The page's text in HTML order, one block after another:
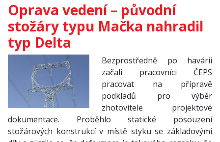
Oprava vedení – původní
stožáry typu Mačka nahradil
typ Delta
Bezprostředně po havárii
začali pracovníci ČEPS
pracovat na přípravě
podkladů pro výběr
zhotovitele projektové
dokumentace. Proběhlo statické posouzení
stožárových konstrukcí v místě styku se základovými